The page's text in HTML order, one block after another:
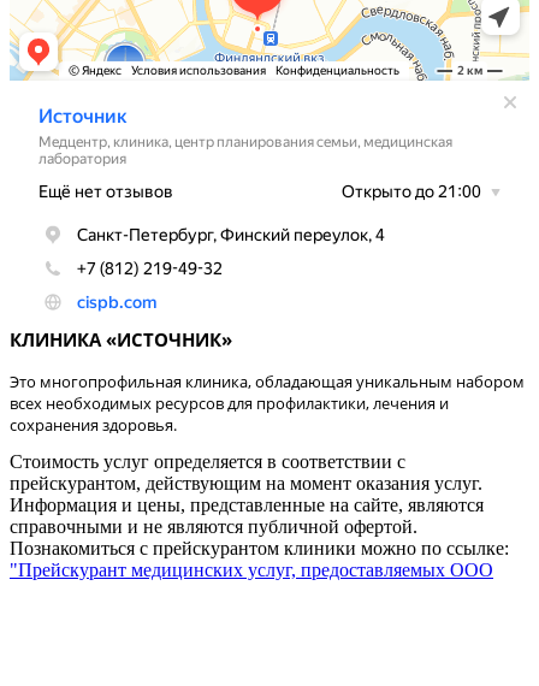
КЛИНИКА «ИСТОЧНИК»
Это многопрофильная клиника, обладающая уникальным набором
всех необходимых ресурсов для профилактики, лечения и
сохранения здоровья.
Стоимость услуг определяется в соответствии с
прейскурантом, действующим на момент оказания услуг.
Информация и цены, представленные на сайте, являются
справочными и не являются публичной офертой.
Познакомиться с прейскурантом клиники можно по ссылке:
"Прейскурант медицинских услуг, предоставляемых ООО